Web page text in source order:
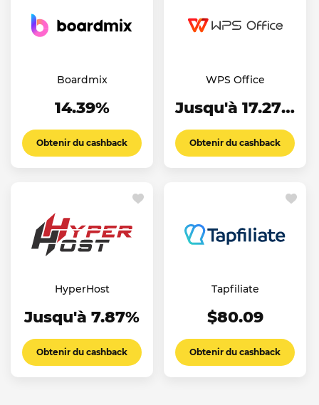
Boardmix
14.39%
Obtenir du cashback
WPS Office
Jusqu'à 17.27%
Obtenir du cashback
HyperHost
Jusqu'à 7.87%
Obtenir du cashback
Tapfiliate
$80.09
Obtenir du cashback